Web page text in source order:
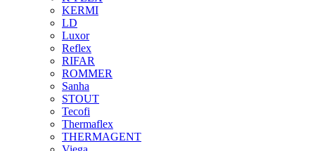
KERMI
LD
Luxor
Reflex
RIFAR
ROMMER
Sanha
STOUT
Tecofi
Thermaflex
THERMAGENT